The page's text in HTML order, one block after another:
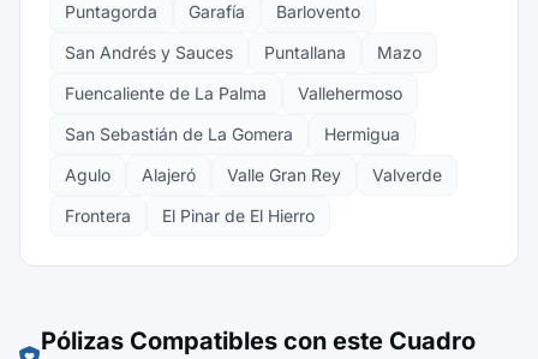
Puntagorda
Garafía
Barlovento
San Andrés y Sauces
Puntallana
Mazo
Fuencaliente de La Palma
Vallehermoso
San Sebastián de La Gomera
Hermigua
Agulo
Alajeró Valle Gran Rey
Valverde
Frontera
El Pinar de El Hierro
Pólizas Compatibles con este Cuadro